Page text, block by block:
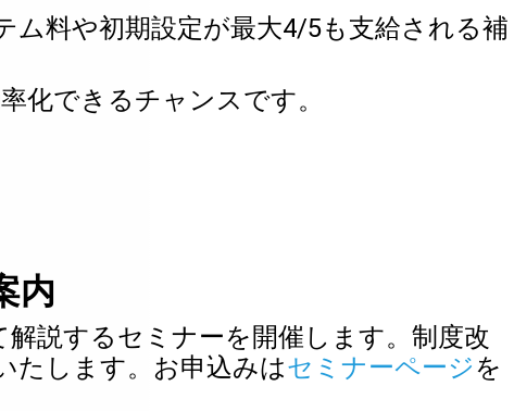
料や初期設定が最大4/5も支給される補
化できるチャンスです。
内
説するセミナーを開催します。制度改
します。 お申込みはセミナーページを